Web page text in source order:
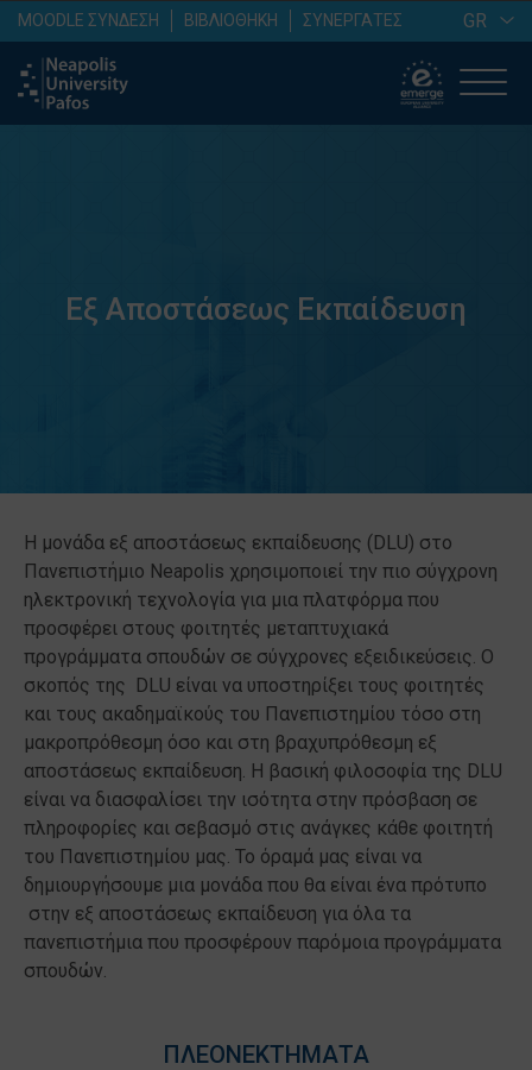
MOODLE ΣΥΝΔΕΣΗ ΒΙΒΛΙΟΘΗΚΗ ΣΥΝΕΡΓΑΤΕΣ GR
Εξ Αποστάσεως Εκπαίδευση
Η μονάδα εξ αποστάσεως εκπαίδευσης (DLU) στο
Πανεπιστήμιο Neapolis χρησιμοποιεί την πιο σύγχρονη
ηλεκτρονική τεχνολογία για μια πλατφόρμα που
προσφέρει στους φοιτητές μεταπτυχιακά
προγράμματα σπουδών σε σύγχρονες εξειδικεύσεις. Ο
σκοπός της DLU είναι να υποστηρίξει τους φοιτητές
και τους ακαδημαϊκούς του Πανεπιστημίου τόσο στη
μακροπρόθεσμη όσο και στη βραχυπρόθεσμη εξ
αποστάσεως εκπαίδευση. Η βασική φιλοσοφία της DLU
είναι να διασφαλίσει την ισότητα στην πρόσβαση σε
πληροφορίες και σεβασμό στις ανάγκες κάθε φοιτητή
του Πανεπιστημίου μας. Το όραμά μας είναι να
δημιουργήσουμε μια μονάδα που θα είναι ένα πρότυπο
στην εξ αποστάσεως εκπαίδευση για όλα τα
πανεπιστήμια που προσφέρουν παρόμοια προγράμματα
σπουδών.
ΠΛΕΟΝΕΚΤΗΜΑΤΑ